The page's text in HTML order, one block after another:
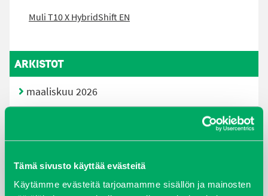
Tämä sivusto käyttää evästeitä
Käytämme evästeitä tarjoamamme sisällön ja mainosten
Muli T10 X HybridShift EN
ARKISTOT
maaliskuu 2026
joulukuu 2022